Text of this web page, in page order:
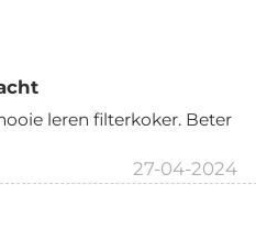
leren filterkoker. Beter
27-04-2024